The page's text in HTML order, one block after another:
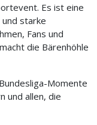
Es ist eine
starke
Fans und
die Bärenhöhle
Momente
und allen, die